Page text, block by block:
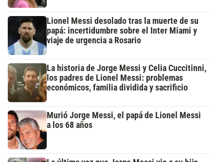
Lionel Messi desolado tras la muerte de su
papá: incertidumbre sobre el Inter Miami y
viaje de urgencia a Rosario
La historia de Jorge Messi y Celia Cuccitinni,
los padres de Lionel Messi: problemas
económicos, familia dividida y sacrificio
Murió Jorge Messi, el papá de Lionel Messi
a los 68 años